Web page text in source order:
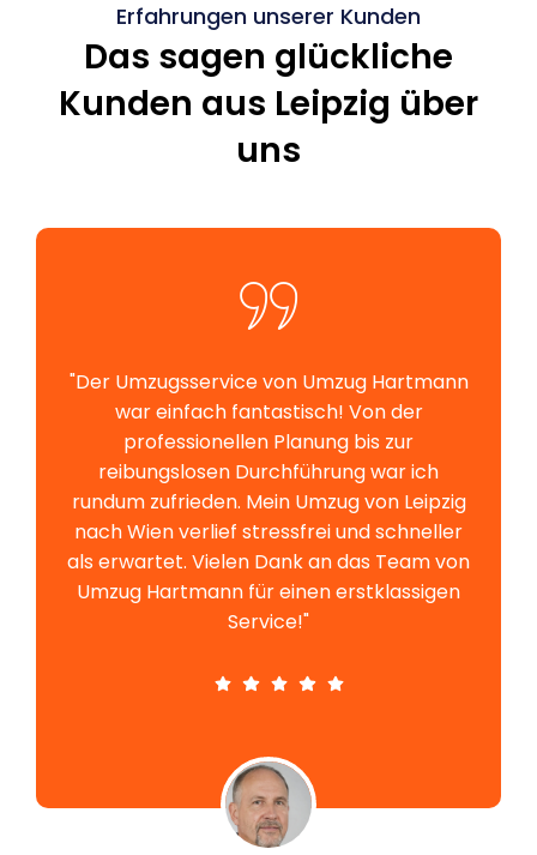
Erfahrungen unserer Kunden
Das sagen glückliche
Kunden aus Leipzig über
uns
"Der Umzugsservice von Umzug Hartmann
war einfach fantastisch! Von der
professionellen Planung bis zur
reibungslosen Durchführung war ich
rundum zufrieden. Mein Umzug von Leipzig
nach Wien verlief stressfrei und schneller
als erwartet. Vielen Dank an das Team von
Umzug Hartmann für einen erstklassigen
Service!"